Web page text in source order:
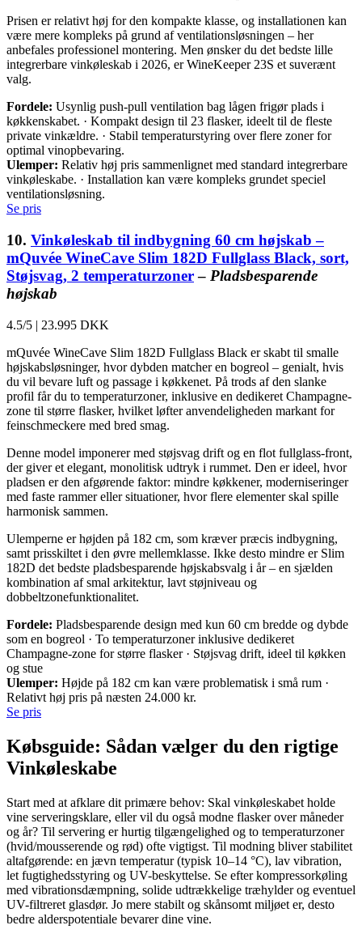
Prisen er relativt høj for den kompakte klasse, og installationen kan
være mere kompleks på grund af ventilationsløsningen – her
anbefales professionel montering. Men ønsker du det bedste lille
integrerbare vinkøleskab i 2026, er WineKeeper 23S et suverænt
valg.
Fordele: Usynlig push-pull ventilation bag lågen frigør plads i
køkkenskabet. · Kompakt design til 23 flasker, ideelt til de fleste
private vinkældre. · Stabil temperaturstyring over flere zoner for
optimal vinopbevaring.
Ulemper: Relativ høj pris sammenlignet med standard integrerbare
vinkøleskabe. · Installation kan være kompleks grundet speciel
ventilationsløsning.
Se pris
10. Vinkøleskab til indbygning 60 cm højskab –
mQuvée WineCave Slim 182D Fullglass Black, sort,
Støjsvag, 2 temperaturzoner– Pladsbesparende
højskab
4.5/5 | 23.995 DKK
mQuvée WineCave Slim 182D Fullglass Black er skabt til smalle
højskabsløsninger, hvor dybden matcher en bogreol – genialt, hvis
du vil bevare luft og passage i køkkenet. På trods af den slanke
profil får du to temperaturzoner, inklusive en dedikeret Champagne-
zone til større flasker, hvilket løfter anvendeligheden markant for
feinschmeckere med bred smag.
Denne model imponerer med støjsvag drift og en flot fullglass-front,
der giver et elegant, monolitisk udtryk i rummet. Den er ideel, hvor
pladsen er den afgørende faktor: mindre køkkener, moderniseringer
med faste rammer eller situationer, hvor flere elementer skal spille
harmonisk sammen.
Ulemperne er højden på 182 cm, som kræver præcis indbygning,
samt prisskiltet i den øvre mellemklasse. Ikke desto mindre er Slim
182D det bedste pladsbesparende højskabsvalg i år – en sjælden
kombination af smal arkitektur, lavt støjniveau og
dobbeltzonefunktionalitet.
Fordele: Pladsbesparende design med kun 60 cm bredde og dybde
som en bogreol · To temperaturzoner inklusive dedikeret
Champagne-zone for større flasker · Støjsvag drift, ideel til køkken
og stue
Ulemper: Højde på 182 cm kan være problematisk i små rum ·
Relativt høj pris på næsten 24.000 kr.
Se pris
Købsguide: Sådan vælger du den rigtige
Vinkøleskabe
Start med at afklare dit primære behov: Skal vinkøleskabet holde
vine serveringsklare, eller vil du også modne flasker over måneder
og år? Til servering er hurtig tilgængelighed og to temperaturzoner
(hvid/mousserende og rød) ofte vigtigst. Til modning bliver stabilitet
altafgørende: en jævn temperatur (typisk 10–14 °C), lav vibration,
let fugtighedsstyring og UV-beskyttelse. Se efter kompressorkøling
med vibrationsdæmpning, solide udtrækkelige træhylder og eventuel
UV-filtreret glasdør. Jo mere stabilt og skånsomt miljøet er, desto
bedre alderspotentiale bevarer dine vine.